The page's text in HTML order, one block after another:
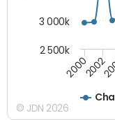
20002002
2 500k
3 000k
© JDN 2026